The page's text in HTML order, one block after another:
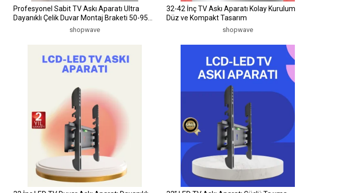
Profesyonel Sabit TV Askı Aparatı Ultra
Dayanıklı Çelik Duvar Montaj Braketi 50-95
shopwave
32-42 İnç TV Askı Aparatı Kolay Kurulum
Düz ve Kompakt Tasarım
shopwave